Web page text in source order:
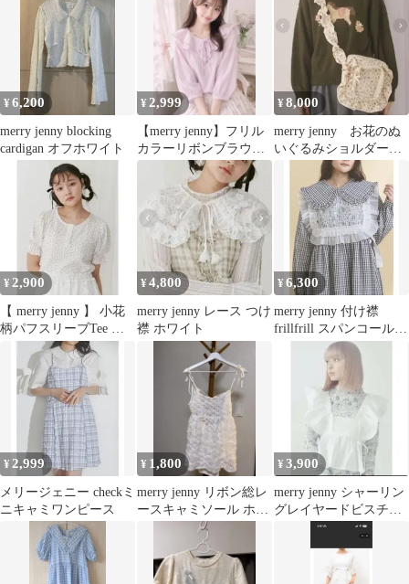
¥6,200
merry jenny blocking
cardigan オフホワイト
¥ 2,999
【merry jenny】フリル
カラーリボンブラウス
¥8,000
merry jenny お花のぬ
いぐるみショルダーバ
¥ 2,900
【 merry jenny 】 小花
柄パフスリーブTee ピ
ンク FREE
¥4,800
merry jenny レース つけ
襟 ホワイト
¥6,300
merry jenny 付け襟
frillfrill スパンコールカ
¥ 2,999
メリージェニー checkミ
ニキャミワンピース
¥ 1,800
merry jenny リボン総レ
ースキャミソール ホワ
¥ 3,900
merry jenny シャーリン
グレイヤードビスチェ
ホワイト